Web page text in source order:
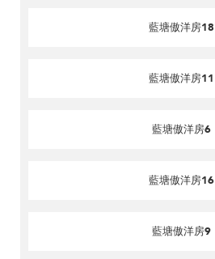
藍塘傲洋房18
藍塘傲洋房11
藍塘傲洋房6
藍塘傲洋房16
藍塘傲洋房9